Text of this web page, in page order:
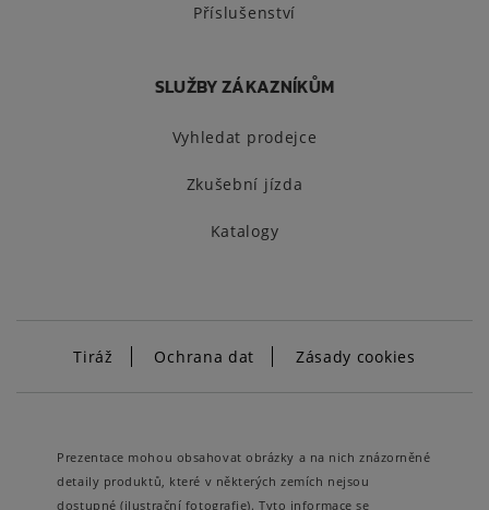
Příslušenství
SLUŽBY ZÁKAZNÍKŮM
Vyhledat prodejce
Zkušební jízda
Katalogy
Tiráž Ochrana dat Zásady cookies
Prezentace mohou obsahovat obrázky a na nich znázorněné
detaily produktů, které v některých zemích nejsou
dostupné (ilustrační fotografie). Tyto informace se